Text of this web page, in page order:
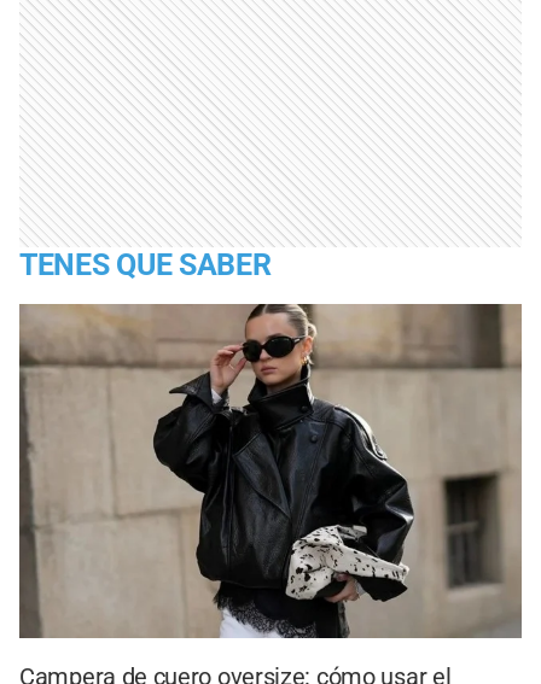
TENES QUE SABER
Campera de cuero oversize: cómo usar el